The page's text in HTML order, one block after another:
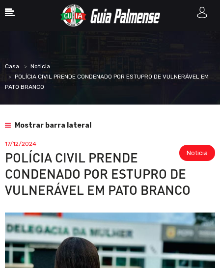
Casa
Noticia
POLÍCIA CIVIL PRENDE CONDENADO POR ESTUPRO DE VULNERÁVEL EM
PATO BRANCO
Mostrar barra lateral
Noticia
17/12/2024
POLÍCIA CIVIL PRENDE
CONDENADO POR ESTUPRO DE
VULNERÁVEL EM PATO BRANCO